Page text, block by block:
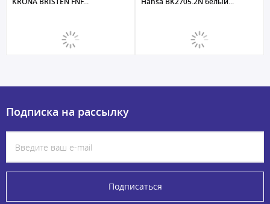
Подписка на рассылку
Подписаться